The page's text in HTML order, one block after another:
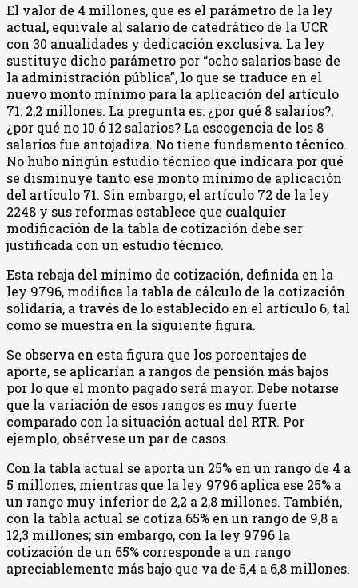
El valor de 4 millones, que es el parámetro de la ley
actual, equivale al salario de catedrático de la UCR
con 30 anualidades y dedicación exclusiva. La ley
sustituye dicho parámetro por “ocho salarios base de
la administración pública”, lo que se traduce en el
nuevo monto mínimo para la aplicación del artículo
71: 2,2 millones. La pregunta es: ¿por qué 8 salarios?,
¿por qué no 10 ó 12 salarios? La escogencia de los 8
salarios fue antojadiza. No tiene fundamento técnico.
No hubo ningún estudio técnico que indicara por qué
se disminuye tanto ese monto mínimo de aplicación
del artículo 71. Sin embargo, el artículo 72 de la ley
2248 y sus reformas establece que cualquier
modificación de la tabla de cotización debe ser
justificada con un estudio técnico.
Esta rebaja del mínimo de cotización, definida en la
ley 9796, modifica la tabla de cálculo de la cotización
solidaria, a través de lo establecido en el artículo 6, tal
como se muestra en la siguiente figura.
Se observa en esta figura que los porcentajes de
aporte, se aplicarían a rangos de pensión más bajos
por lo que el monto pagado será mayor. Debe notarse
que la variación de esos rangos es muy fuerte
comparado con la situación actual del RTR. Por
ejemplo, obsérvese un par de casos.
Con la tabla actual se aporta un 25% en un rango de 4 a
5 millones, mientras que la ley 9796 aplica ese 25% a
un rango muy inferior de 2,2 a 2,8 millones. También,
con la tabla actual se cotiza 65% en un rango de 9,8 a
12,3 millones; sin embargo, con la ley 9796 la
cotización de un 65% corresponde a un rango
apreciablemente más bajo que va de 5,4 a 6,8 millones.